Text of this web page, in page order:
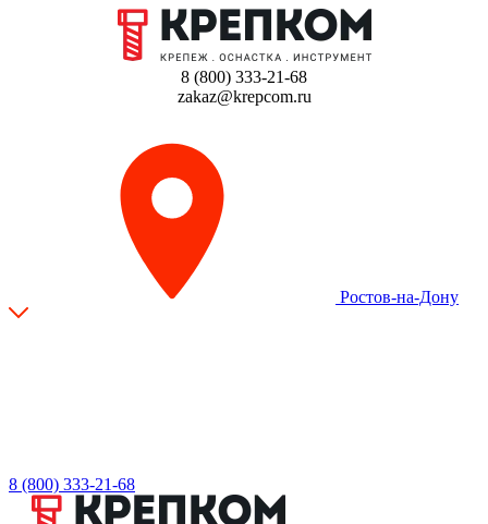
8 (800) 333-21-68
zakaz@krepcom.ru
Ростов-на-Дону
8 (800) 333-21-68